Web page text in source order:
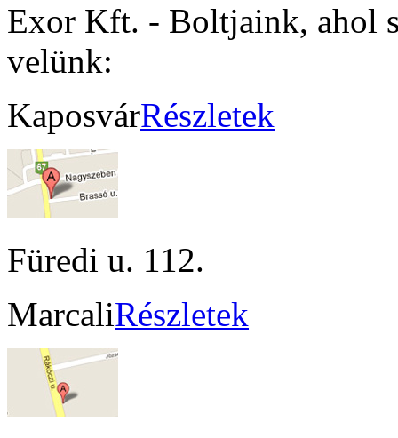
Exor Kft. - Boltjaink, ahol
velünk:
KaposvárRészletek
Füredi u. 112.
MarcaliRészletek